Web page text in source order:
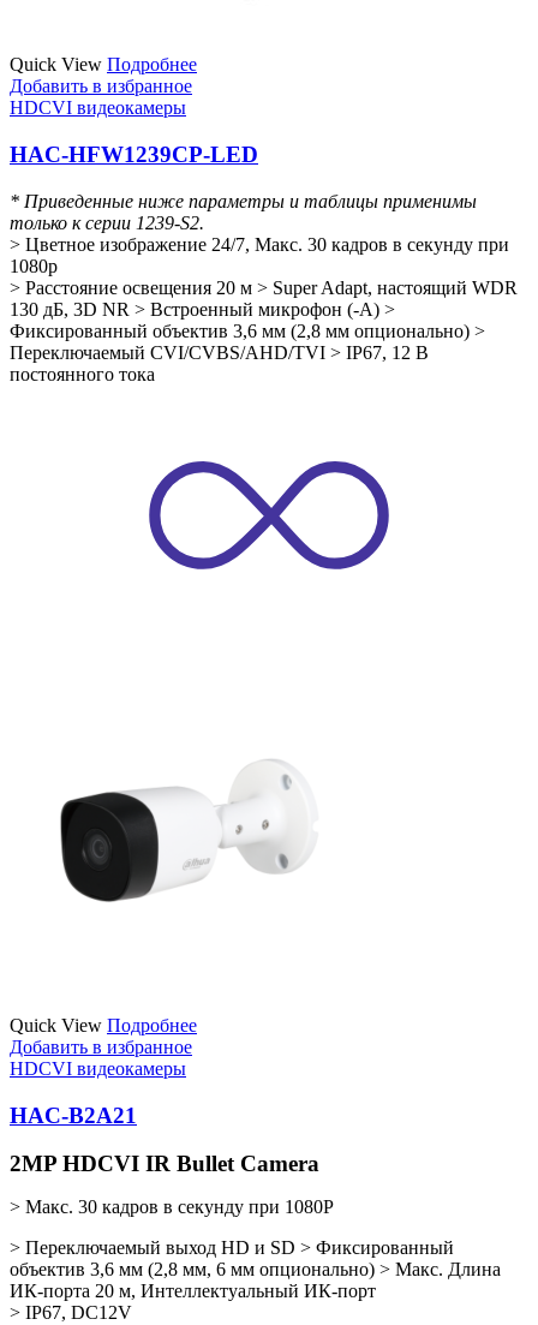
Quick View Подробнее
Добавить в избранное
HDCVI видеокамеры
HAC-HFW1239CP-LED
* Приведенные ниже параметры и таблицы применимы
только к серии 1239-S2.
> Цветное изображение 24/7, Макс. 30 кадров в секунду при
1080p
> Расстояние освещения 20 м > Super Adapt, настоящий WDR
130 дБ, 3D NR > Встроенный микрофон (-A) >
Фиксированный объектив 3,6 мм (2,8 мм опционально) >
Переключаемый CVI/CVBS/AHD/TVI > IP67, 12 В
постоянного тока
Quick View Подробнее
Добавить в избранное
HDCVI видеокамеры
HAC-B2A21
2MP HDCVI IR Bullet Camera
> Макс. 30 кадров в секунду при 1080P
> Переключаемый выход HD и SD > Фиксированный
объектив 3,6 мм (2,8 мм, 6 мм опционально) > Макс. Длина
ИК-порта 20 м, Интеллектуальный ИК-порт
> IP67, DC12V